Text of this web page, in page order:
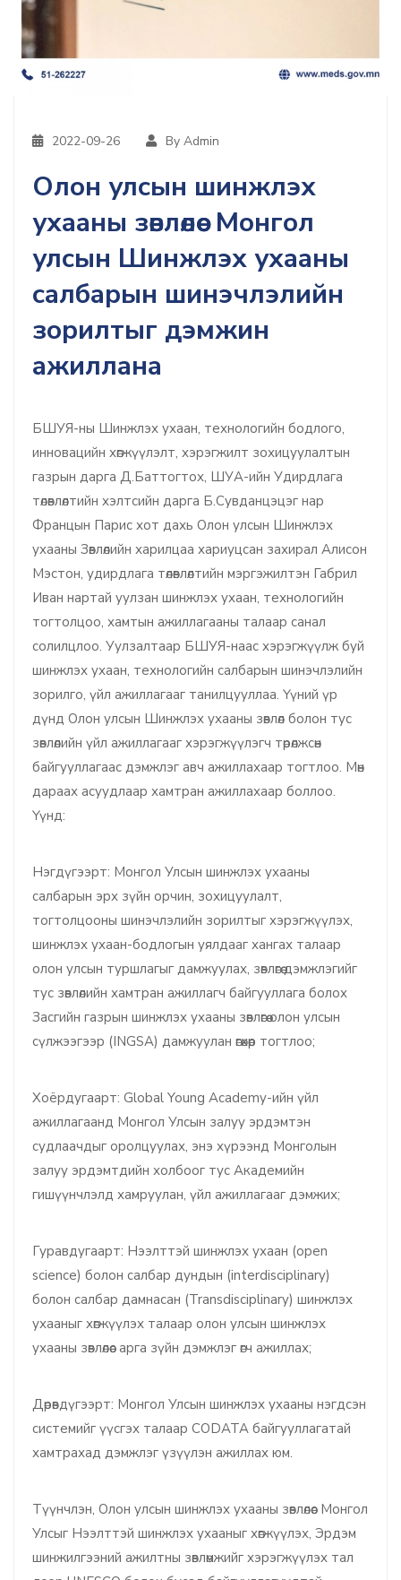
2022-09-26 By Admin
Олон улсын шинжлэх
ухааны зөвлөлөөс Монгол
улсын Шинжлэх ухааны
салбарын шинэчлэлийн
зорилтыг дэмжин
ажиллана
БШУЯ-ны Шинжлэх ухаан, технологийн бодлого,
инновацийн хөгжүүлэлт, хэрэгжилт зохицуулалтын
газрын дарга Д.Баттогтох, ШУА-ийн Удирдлага
төлөвлөлтийн хэлтсийн дарга Б.Сувданцэцэг нар
Францын Парис хот дахь Олон улсын Шинжлэх
ухааны Зөвлөлийн харилцаа хариуцсан захирал Алисон
Мэстон, удирдлага төлөвлөлтийн мэргэжилтэн Габрил
Иван нартай уулзан шинжлэх ухаан, технологийн
тогтолцоо, хамтын ажиллагааны талаар санал
солилцлоо. Уулзалтаар БШУЯ-наас хэрэгжүүлж буй
шинжлэх ухаан, технологийн салбарын шинэчлэлийн
зорилго, үйл ажиллагааг танилцууллаа. Үүний үр
дүнд Олон улсын Шинжлэх ухааны зөвлөл болон тус
зөвлөлийн үйл ажиллагааг хэрэгжүүлэгч төрөлжсөн
байгууллагаас дэмжлэг авч ажиллахаар тогтлоо. Мөн
дараах асуудлаар хамтран ажиллахаар боллоо.
Үүнд:
Нэгдүгээрт: Монгол Улсын шинжлэх ухааны
салбарын эрх зүйн орчин, зохицуулалт,
тогтолцооны шинэчлэлийн зорилтыг хэрэгжүүлэх,
шинжлэх ухаан-бодлогын уялдааг хангах талаар
олон улсын туршлагыг дамжуулах, зөвлөгөө дэмжлэгийг
тус зөвлөлийн хамтран ажиллагч байгууллага болох
Засгийн газрын шинжлэх ухааны зөвлөгөө олон улсын
сүлжээгээр (INGSA) дамжуулан өгөхөөр тогтлоо;
Хоёрдугаарт: Global Young Academy-ийн үйл
ажиллагаанд Монгол Улсын залуу эрдэмтэн
судлаачдыг оролцуулах, энэ хүрээнд Монголын
залуу эрдэмтдийн холбоог тус Академийн
гишүүнчлэлд хамруулан, үйл ажиллагааг дэмжих;
Гуравдугаарт: Нээлттэй шинжлэх ухаан (open
science) болон салбар дундын (interdisciplinary)
болон салбар дамнасан (Transdisciplinary) шинжлэх
ухааныг хөгжүүлэх талаар олон улсын шинжлэх
ухааны зөвлөлөөс арга зүйн дэмжлэг өгч ажиллах;
Дөрөвдүгээрт: Монгол Улсын шинжлэх ухааны нэгдсэн
системийг үүсгэх талаар CODATA байгууллагатай
хамтрахад дэмжлэг үзүүлэн ажиллах юм.
Түүнчлэн, Олон улсын шинжлэх ухааны зөвлөлөөс Монгол
Улсыг Нээлттэй шинжлэх ухааныг хөгжүүлэх, Эрдэм
шинжилгээний ажилтны зөвлөмжийг хэрэгжүүлэх тал